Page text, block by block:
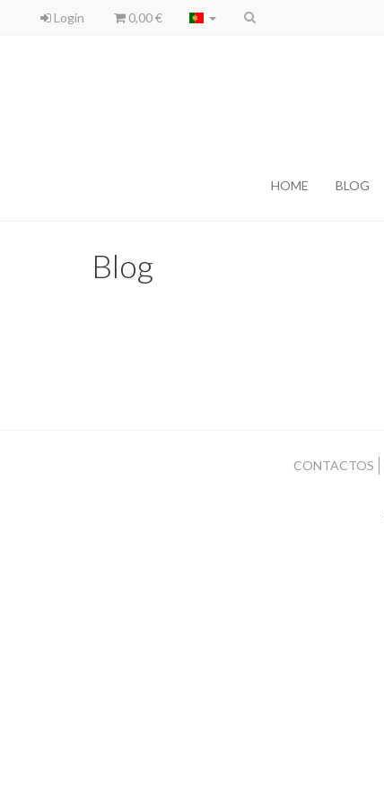
Login 0,00 €
HOME BLOG
Blog
CONTACTOS